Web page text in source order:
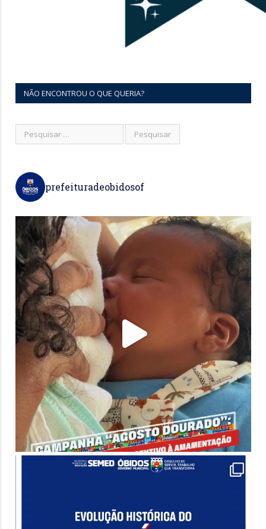
NÃO ENCONTROU O QUE QUERIA?
prefeituradeobidosof